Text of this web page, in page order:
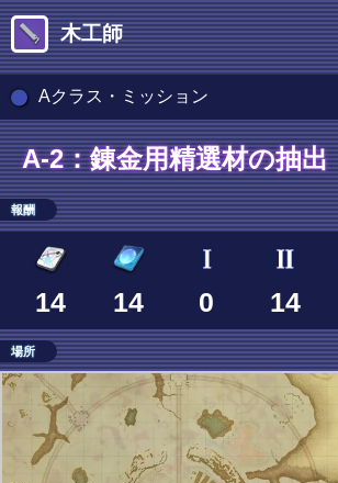
木工師
Aクラス・ミッション
A-2：錬金用精選材の抽出
報酬
14 14 0 14
場所